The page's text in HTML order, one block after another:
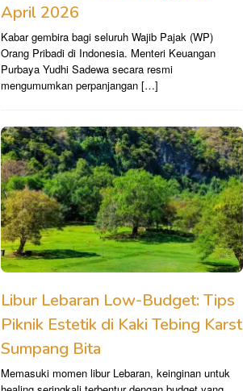
April 2026
Kabar gembira bagi seluruh Wajib Pajak (WP)
Orang Pribadi di Indonesia. Menteri Keuangan
Purbaya Yudhi Sadewa secara resmi
mengumumkan perpanjangan […]
Libur Lebaran Low-Budget: Tips
Piknik Estetik di Kaki Tebing Karst
Sumpang Bita
Memasuki momen libur Lebaran, keinginan untuk